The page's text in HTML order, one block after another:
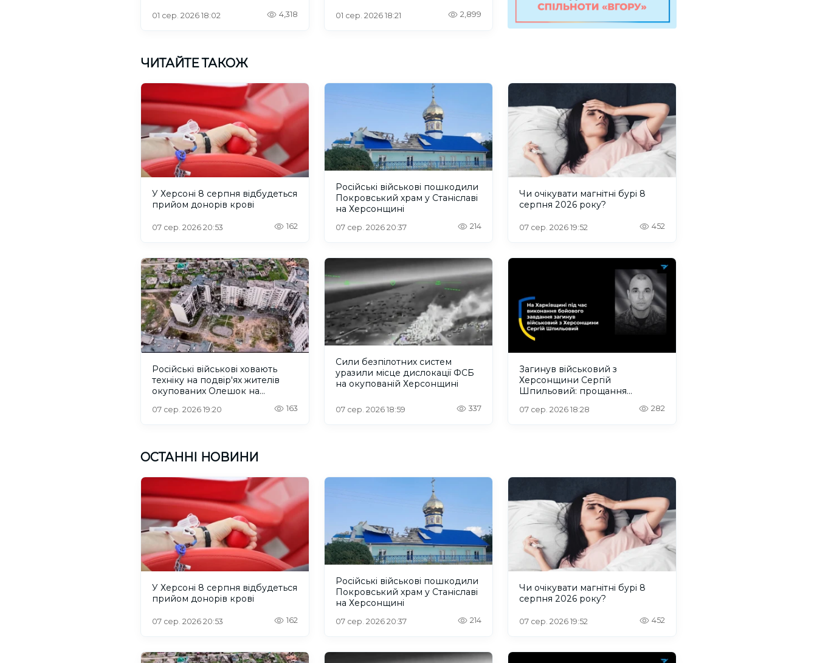
01 сер. 2026 18:02 4,318 01 сер. 2026 18:21 2,899
ЧИТАЙТЕ ТАКОЖ
У Херсоні 8 серпня відбудеться
прийом донорів крові
07 сер. 2026 20:53 162
Російські військові пошкодили
Покровський храм у Станіславі
на Херсонщині
07 сер. 2026 20:37 214
Чи очікувати магнітні бурі 8
серпня 2026 року?
07 сер. 2026 19:52 452
Російські військові ховають
техніку на подвір'ях жителів
окупованих Олешок на
07 сер. 2026 19:20 163
Сили безпілотних систем
уразили місце дислокації ФСБ
на окупованій Херсонщині
07 сер. 2026 18:59 337
Загинув військовий з
Херсонщини Сергій
Шпильовий: прощання
07 сер. 2026 18:28 282
ОСТАННІ НОВИНИ
У Херсоні 8 серпня відбудеться
прийом донорів крові
07 сер. 2026 20:53 162
Російські військові пошкодили
Покровський храм у Станіславі
на Херсонщині
07 сер. 2026 20:37 214
Чи очікувати магнітні бурі 8
серпня 2026 року?
07 сер. 2026 19:52 452